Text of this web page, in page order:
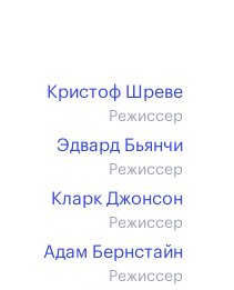
Кристоф Шреве
Режиссер
Эдвард Бьянчи
Режиссер
Кларк Джонсон
Режиссер
Адам Бернстайн
Режиссер